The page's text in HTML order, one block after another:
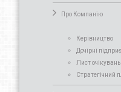
Про Компанiю
Керівництво
Дочірні
Лист
Стратегічний